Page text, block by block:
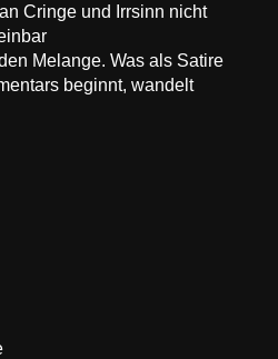
Cringe und Irrsinn nicht
Melange. Was als Satire
beginnt, wandelt